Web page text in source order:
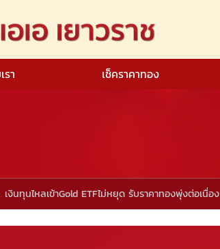
รา เช็คราคาทอง
เงินทุนไหลเข้าGold ETFไม่หยุด รับราคาทองพุ่งต่อเนื่อง